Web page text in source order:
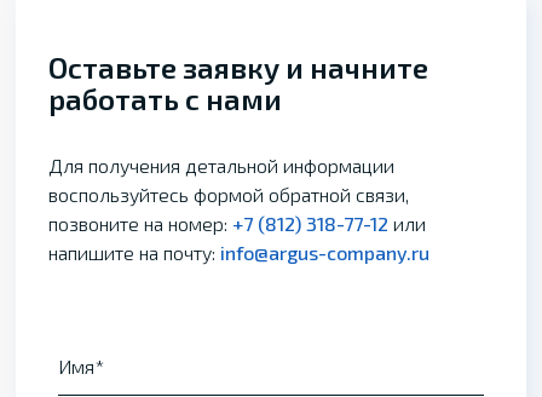
Оставьте заявку и начните
работать с нами
Для получения детальной информации
воспользуйтесь формой обратной связи,
позвоните на номер: +7 (812) 318-77-12 или
напишите на почту: info@argus-company.ru
Имя